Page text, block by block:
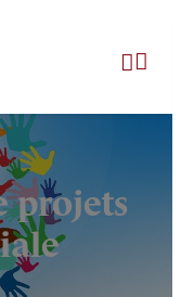

projets